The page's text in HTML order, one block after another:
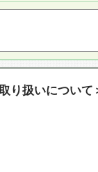
り扱いについて